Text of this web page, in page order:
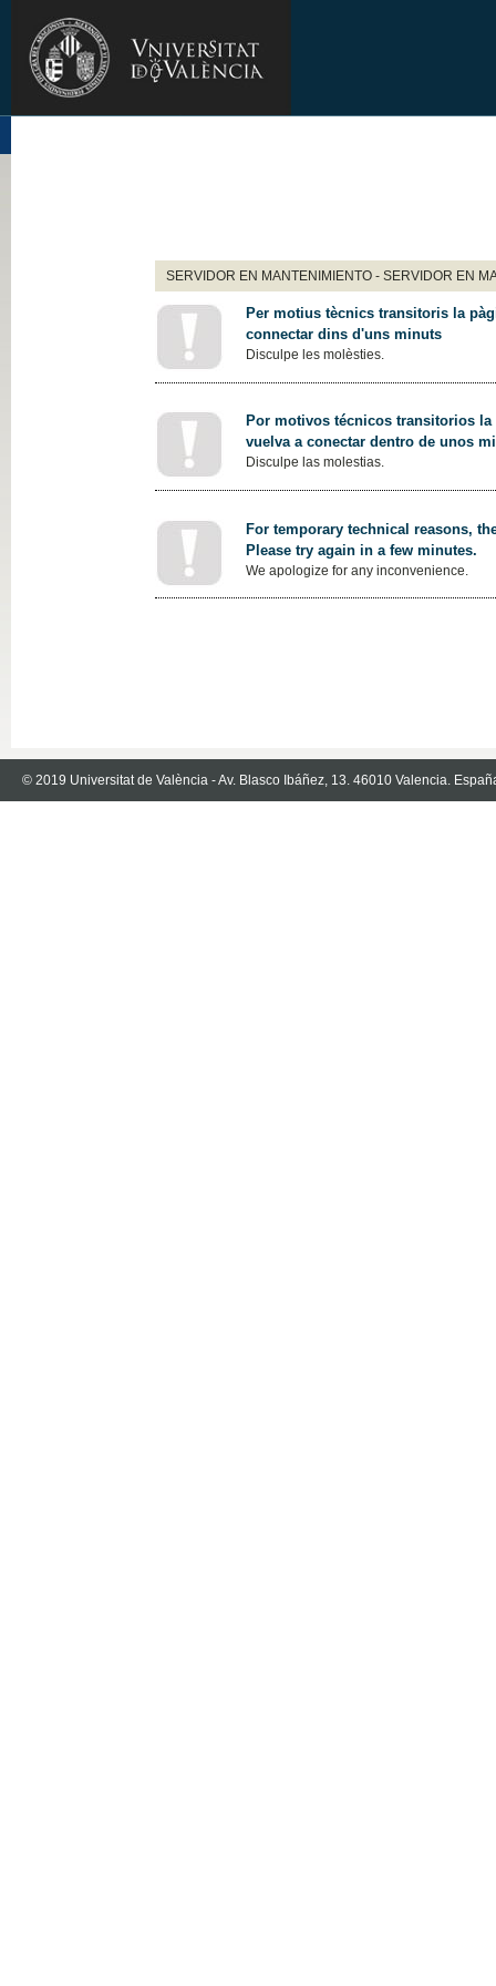
SERVIDOR EN MANTENIMIENTO - SERVIDOR EN
Per motius tècnics transitoris la
connectar dins d'uns minuts
Disculpe les molèsties.
Por motivos técnicos transitorios
vuelva a conectar dentro de unos
Disculpe las molestias.
For temporary technical reasons,
Please try again in a few minutes.
We apologize for any inconvenience.
© 2019 Universitat de València - Av. Blasco Ibáñez, 13. 46010 Valencia.